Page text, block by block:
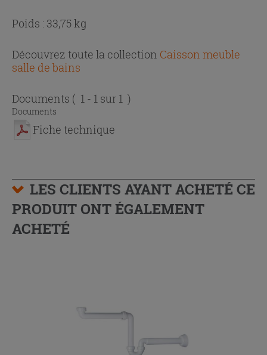
Poids : 33,75 kg
Découvrez toute la collection Caisson meuble
salle de bains
Documents ( 1 - 1 sur 1 )
Documents
Fiche technique
LES CLIENTS AYANT ACHETÉ CE
PRODUIT ONT ÉGALEMENT
ACHETÉ